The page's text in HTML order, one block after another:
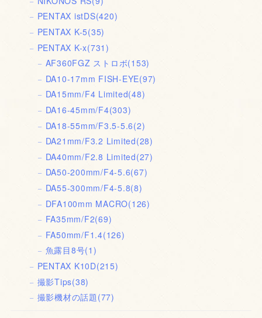
PENTAX istDS(420)
PENTAX K-5(35)
PENTAX K-x(731)
AF360FGZ ストロボ(153)
DA10-17mm FISH-EYE(97)
DA15mm/F4 Limited(48)
DA16-45mm/F4(303)
DA18-55mm/F3.5-5.6(2)
DA21mm/F3.2 Limited(28)
DA40mm/F2.8 Limited(27)
DA50-200mm/F4-5.6(67)
DA55-300mm/F4-5.8(8)
DFA100mm MACRO(126)
FA35mm/F2(69)
FA50mm/F1.4(126)
魚露目8号(1)
PENTAX K10D(215)
撮影Tips(38)
撮影機材の話題(77)